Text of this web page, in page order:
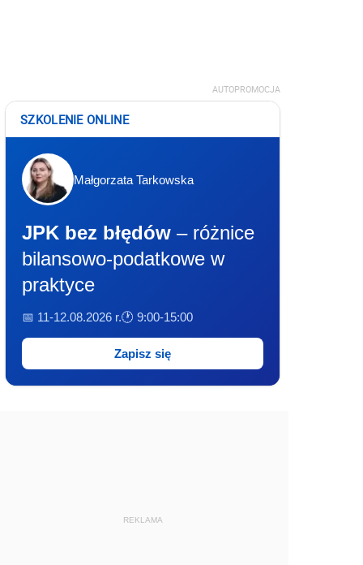
AUTOPROMOCJA
SZKOLENIE ONLINE
Małgorzata Tarkowska
JPK bez błędów – różnice
bilansowo-podatkowe w
praktyce
📅 11-12.08.2026 r.🕐 9:00-15:00
Zapisz się
REKLAMA